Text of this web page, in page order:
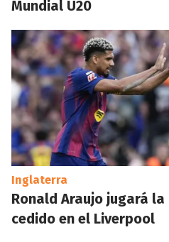
Mundial U20
Inglaterra
Ronald Araujo jugará
cedido en el Liverpool